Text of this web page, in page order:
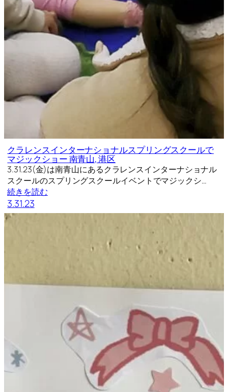
クラレンスインターナショナルスプリングスクールで
マジックショー 南青山, 港区
3.31.23(金)は南青山にあるクラレンスインターナショナル
スクールのスプリングスクールイベントでマジックシ…
続きを読む
3.31.23